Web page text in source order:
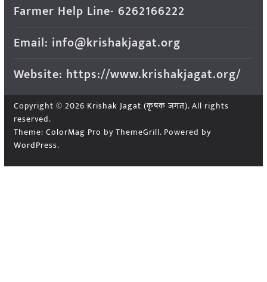
Farmer Help Line- 6262166222
Email: info@krishakjagat.org
Website: https://www.krishakjagat.org/
Copyright © 2026 Krishak Jagat (कृषक जगत). All rights
reserved.
Theme: ColorMag Pro by ThemeGrill. Powered by
WordPress.